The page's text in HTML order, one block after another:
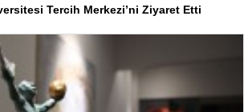
Tercih Merkezi’ni Ziyaret Etti